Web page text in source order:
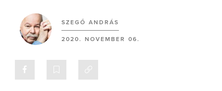
SZEGŐ ANDRÁS
2020. NOVEMBER 06.